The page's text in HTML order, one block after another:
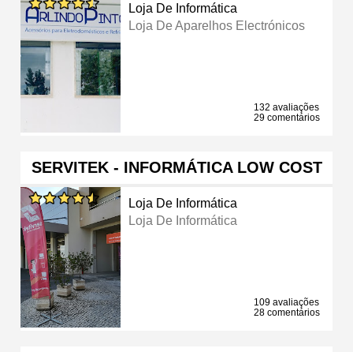
Loja De Informática
Loja De Aparelhos Electrónicos
132 avaliações
29 comentários
SERVITEK - INFORMÁTICA LOW COST
Loja De Informática
Loja De Informática
109 avaliações
28 comentários